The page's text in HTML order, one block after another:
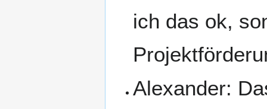
ich das ok,
Alexander: